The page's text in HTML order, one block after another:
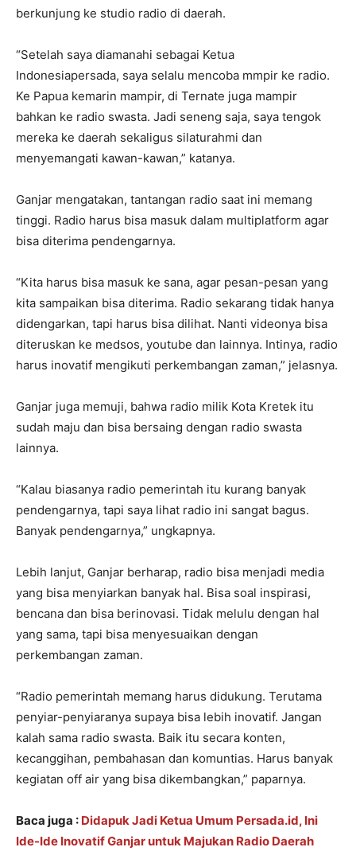
berkunjung ke studio radio di daerah.
“Setelah saya diamanahi sebagai Ketua
Indonesiapersada, saya selalu mencoba mmpir ke radio.
Ke Papua kemarin mampir, di Ternate juga mampir
bahkan ke radio swasta. Jadi seneng saja, saya tengok
mereka ke daerah sekaligus silaturahmi dan
menyemangati kawan-kawan,” katanya.
Ganjar mengatakan, tantangan radio saat ini memang
tinggi. Radio harus bisa masuk dalam multiplatform agar
bisa diterima pendengarnya.
“Kita harus bisa masuk ke sana, agar pesan-pesan yang
kita sampaikan bisa diterima. Radio sekarang tidak hanya
didengarkan, tapi harus bisa dilihat. Nanti videonya bisa
diteruskan ke medsos, youtube dan lainnya. Intinya, radio
harus inovatif mengikuti perkembangan zaman,” jelasnya.
Ganjar juga memuji, bahwa radio milik Kota Kretek itu
sudah maju dan bisa bersaing dengan radio swasta
lainnya.
“Kalau biasanya radio pemerintah itu kurang banyak
pendengarnya, tapi saya lihat radio ini sangat bagus.
Banyak pendengarnya,” ungkapnya.
Lebih lanjut, Ganjar berharap, radio bisa menjadi media
yang bisa menyiarkan banyak hal. Bisa soal inspirasi,
bencana dan bisa berinovasi. Tidak melulu dengan hal
yang sama, tapi bisa menyesuaikan dengan
perkembangan zaman.
“Radio pemerintah memang harus didukung. Terutama
penyiar-penyiaranya supaya bisa lebih inovatif. Jangan
kalah sama radio swasta. Baik itu secara konten,
kecanggihan, pembahasan dan komuntias. Harus banyak
kegiatan off air yang bisa dikembangkan,” paparnya.
Baca juga : Didapuk Jadi Ketua Umum Persada.id, Ini
Ide-Ide Inovatif Ganjar untuk Majukan Radio Daerah